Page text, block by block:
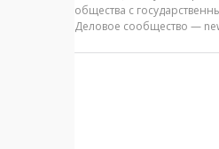
общества с
Деловое сообщество —